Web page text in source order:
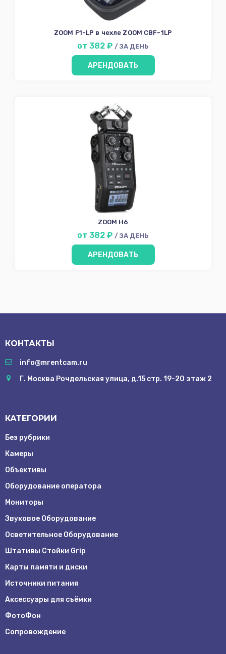
ZOOM F1-LP в чехле ZOOM CBF-1LP
от 382 ₽ / ЗА ДЕНЬ
АРЕНДОВАТЬ
ZOOM H6
от 382 ₽ / ЗА ДЕНЬ
АРЕНДОВАТЬ
КОНТАКТЫ
info@mrentcam.ru
Г. Москва Рочдельская улица, д.15 стр. 19-20 этаж 2
КАТЕГОРИИ
Без рубрики
Камеры
Объективы
Оборудование оператора
Мониторы
Звуковое Оборудование
Осветительное Оборудование
Штативы Стойки Grip
Карты памяти и диски
Источники питания
Аксессуары для съёмки
ФотоФон
Сопровождение